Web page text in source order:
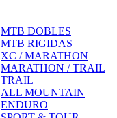
MTB DOBLES
MTB RIGIDAS
XC / MARATHON
MARATHON / TRAIL
TRAIL
ALL MOUNTAIN
ENDURO